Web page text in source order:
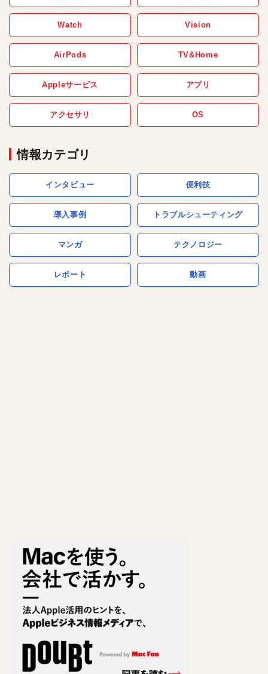
Watch Vision
AirPods TV&Home
Appleサービス アプリ
アクセサリ OS
情報カテゴリ
インタビュー 便利技
導入事例 トラブルシューティング
マンガ テクノロジー
レポート 動画